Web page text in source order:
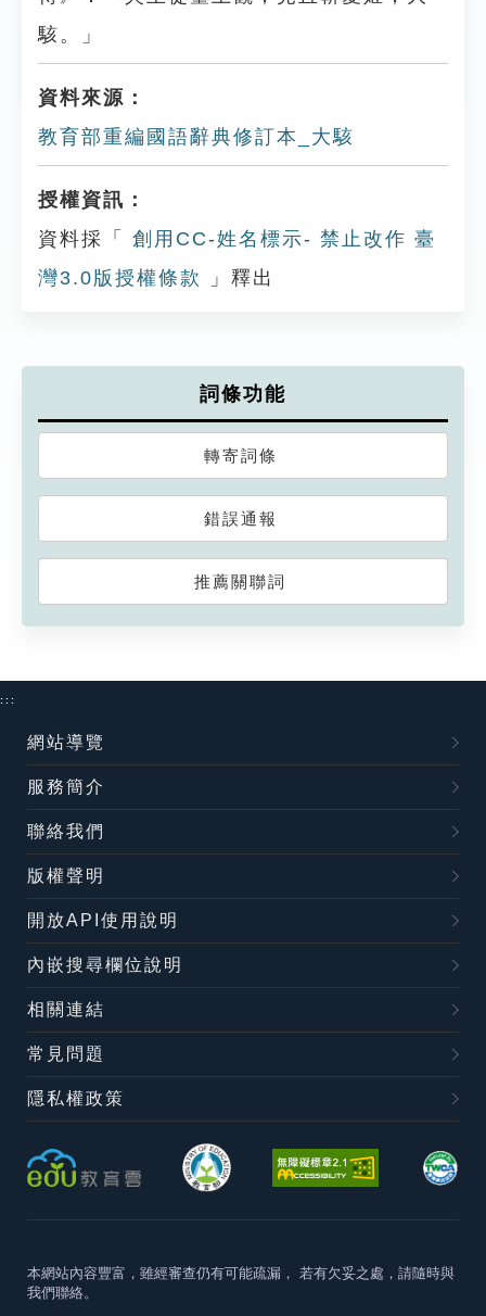
駭。」
資料來源：
教育部重編國語辭典修訂本_大駭
授權資訊：
資料採「
創用CC-姓名標示- 禁止改作 臺
灣3.0版授權條款
」釋出
詞條功能
轉寄詞條
錯誤通報
推薦關聯詞
:::
網站導覽
服務簡介
聯絡我們
版權聲明
開放API使用說明
內嵌搜尋欄位說明
相關連結
常見問題
隱私權政策
本網站內容豐富，雖經審查仍有可能疏漏， 若有欠妥之處，請隨時與
我們聯絡。